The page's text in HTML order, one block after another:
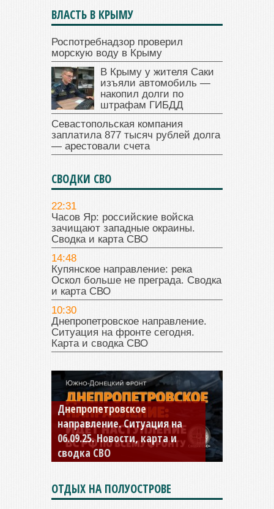
ВЛАСТЬ В КРЫМУ
Роспотребнадзор проверил
морскую воду в Крыму
В Крыму у жителя Саки
изъяли автомобиль —
накопил долги по
штрафам ГИБДД
Севастопольская компания
заплатила 877 тысяч рублей долга
— арестовали счета
СВОДКИ СВО
22:31
Часов Яр: российские войска
зачищают западные окраины.
Сводка и карта СВО
14:48
Купянское направление: река
Оскол больше не преграда. Сводка
и карта СВО
10:30
Днепропетровское направление.
Ситуация на фронте сегодня.
Карта и сводка СВО
Днепропетровское
направление. Ситуация на
06.09.25. Новости, карта и
сводка СВО
ОТДЫХ НА ПОЛУОСТРОВЕ